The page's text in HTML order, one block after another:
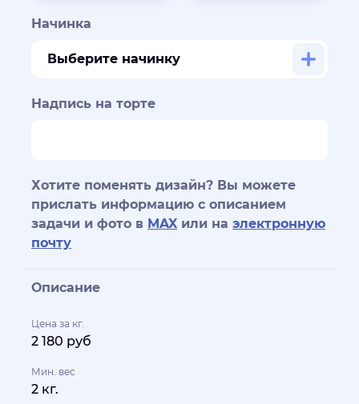
Начинка
Выберите начинку
Надпись на торте
Хотите поменять дизайн? Вы можете
прислать информацию с описанием
задачи и фото в MAX или на электронную
почту
Описание
Цена за кг.
2 180 руб
Мин. вес
2 кг.